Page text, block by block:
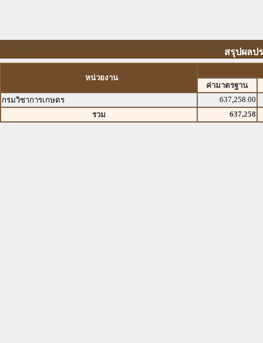
สรุปผลป
หน่วยงาน
ค่ามาตรฐาน
กรมวิชาการเกษตร
637,258.00
รวม
637,258